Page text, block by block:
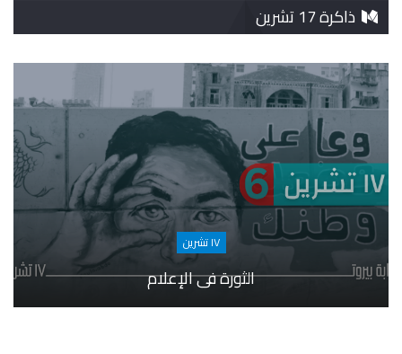
ذاكرة 17 تشرين
١٧ تشرين
الثورة في الإعلام